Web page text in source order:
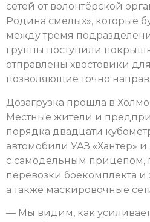
сетей от волонтёрской
Родина смелых», которые
между тремя
группы поступили
отправлены хвостовики
позволяющие точно
Дозагрузка прошла в
Местные жители и
порядка двадцати
автомобили УАЗ «Хантер» и
с самодельным прицепом,
перевозки боекомплекта
а также маскировочные
— Мы видим, как